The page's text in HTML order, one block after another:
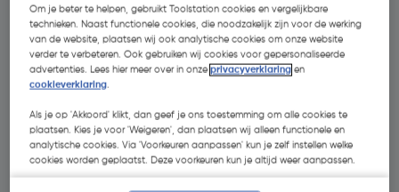
Om je beter te helpen, gebruikt Toolstation cookies en vergelijkbare
technieken. Naast functionele cookies, die noodzakelijk zijn voor de werking
van de website, plaatsen wij ook analytische cookies om onze website
verder te verbeteren. Ook gebruiken wij cookies voor gepersonaliseerde
advertenties. Lees hier meer over in onzeprivacyverklaring en
cookieverklaring.
Als je op 'Akkoord' klikt, dan geef je ons toestemming om alle cookies te
plaatsen. Kies je voor 'Weigeren', dan plaatsen wij alleen functionele en
analytische cookies. Via 'Voorkeuren aanpassen' kun je zelf instellen welke
cookies worden geplaatst. Deze voorkeuren kun je altijd weer aanpassen.